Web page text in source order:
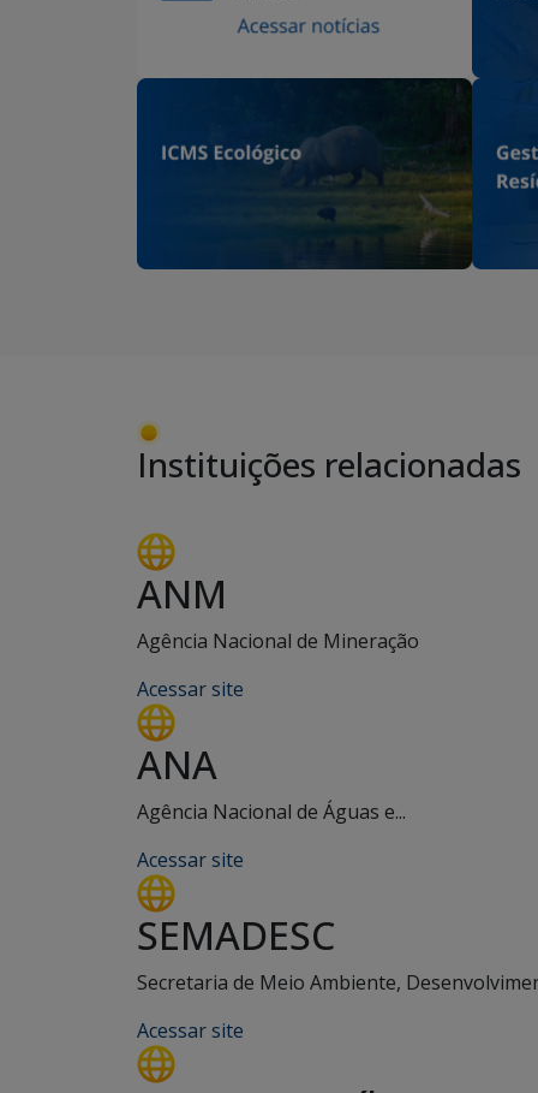
Instituições relacionadas
ANM
Agência Nacional de Mineração
Acessar site
ANA
Agência Nacional de Águas e...
Acessar site
SEMADESC
Secretaria de Meio Ambiente,
Acessar site